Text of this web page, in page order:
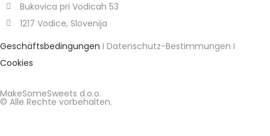
Bukovica pri Vodicah 53
1217 Vodice, Slovenija
Geschäftsbedingungen I Datenschutz-Bestimmungen I
Cookies
MakeSomeSweets d.o.o.
© Alle Rechte vorbehalten.